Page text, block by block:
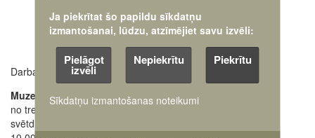
Darba laiki:
Muzejs atvērts:
no trešdienas līdz
svētdienai
+371 63616238
Ja piekrītat šo papildu sīkdatņu
izmantošanai, lūdzu, atzīmējiet savu izvēli:
Pielāgot
izvēli
Nepiekrītu Piekrītu
Sīkdatņu izmantošanas noteikumi